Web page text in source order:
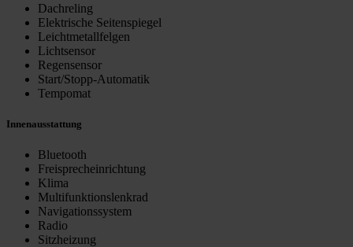
Dachreling
Elektrische Seitenspiegel
Leichtmetallfelgen
Lichtsensor
Regensensor
Start/Stopp-Automatik
Tempomat
Innenausstattung
Bluetooth
Freisprecheinrichtung
Klima
Multifunktionslenkrad
Navigationssystem
Radio
Sitzheizung